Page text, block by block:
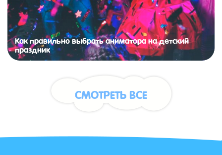
Как правильно выбрать аниматора на детский
праздник
СМОТРЕТЬ ВСЕ